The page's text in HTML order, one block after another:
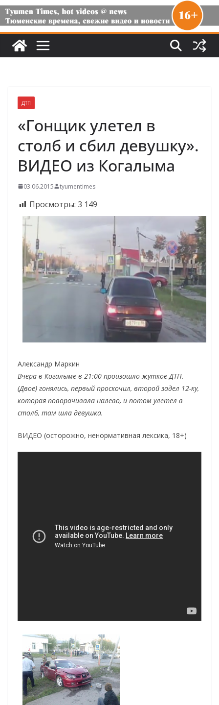
ДТП
«Гонщик улетел в
столб и сбил девушку».
ВИДЕО из Когалыма
03.06.2015 tyumentimes
Просмотры: 3 149
Александр Маркин
Вчера в Когалыме в 21:00 произошло жуткое ДТП.
(Двое) гонялись, первый проскочил, второй задел 12-ку,
которая поворачивала налево, и потом улетел в
столб, там шла девушка.
ВИДЕО (осторожно, ненормативная лексика, 18+)